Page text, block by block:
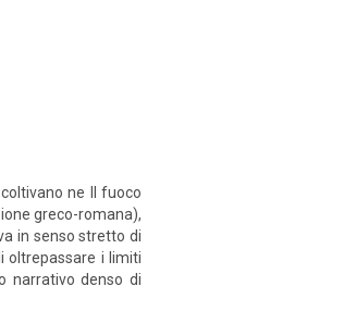
ne Il fuoco
greco-romana),
in senso stretto di
oltrepassare i limiti
narrativo denso di